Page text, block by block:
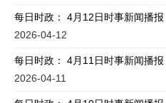
每日时政： 4月12日时事新闻播报
2026-04-12
每日时政： 4月11日时事新闻播报
2026-04-11